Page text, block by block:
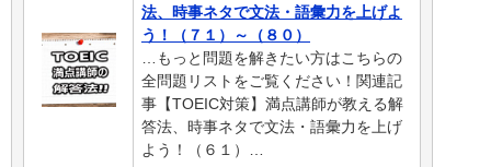
法、時事ネタで文法・語彙力を上げよ
う！（７１）～（８０）
…もっと問題を解きたい方はこちらの
全問題リストをご覧ください！関連記
事【TOEIC対策】満点講師が教える解
答法、時事ネタで文法・語彙力を上げ
よう！（６１）…